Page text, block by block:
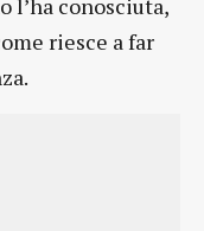
l’ha conosciuta,
riesce a far